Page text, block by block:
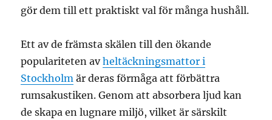
gör dem till ett praktiskt val för många hushåll.
Ett av de främsta skälen till den ökande
populariteten avheltäckningsmattor i
Stockholm är deras förmåga att förbättra
rumsakustiken. Genom att absorbera ljud kan
de skapa en lugnare miljö, vilket är särskilt